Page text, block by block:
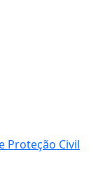
Proteção Civil